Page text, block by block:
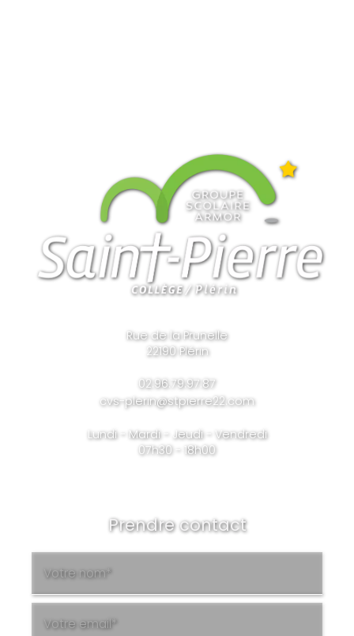
Rue de la Prunelle
22190 Plérin
02.96.79.97.87
cvs-plerin@stpierre22.com
Lundi - Mardi - Jeudi - Vendredi
07h30 - 18h00
Prendre contact